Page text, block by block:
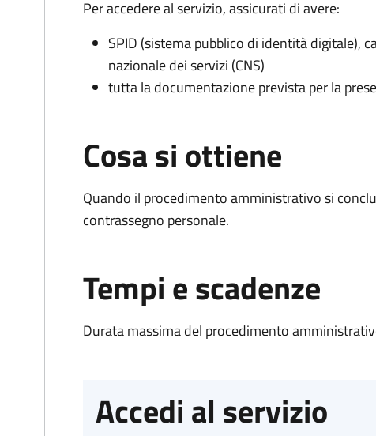
Per accedere al servizio, assicurati di avere:
SPID (sistema pubblico di identità digitale),
nazionale dei servizi (CNS)
tutta la documentazione prevista per la
Cosa si ottiene
Quando il procedimento amministrativo si
contrassegno personale.
Tempi e scadenze
Durata massima del procedimento
Accedi al servizio